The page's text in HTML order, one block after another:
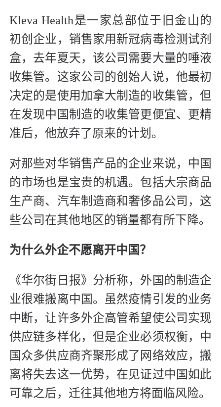
Kleva Health是一家总部位于旧金山的
初创企业，销售家用新冠病毒检测试剂
盒，去年夏天，该公司需要大量的唾液
收集管。这家公司的创始人说，他最初
决定的是使用加拿大制造的收集管，但
在发现中国制造的收集管更便宜、更精
准后，他放弃了原来的计划。
对那些对华销售产品的企业来说，中国
的市场也是宝贵的机遇。包括大宗商品
生产商、汽车制造商和奢侈品公司，这
些公司在其他地区的销量都有所下降。
为什么外企不愿离开中国？
《华尔街日报》分析称，外国的制造企
业很难搬离中国。虽然疫情引发的业务
中断，让许多外企高管希望使公司实现
供应链多样化，但是企业必须权衡，中
国众多供应商齐聚形成了网络效应，搬
离将失去这一优势，在见证过中国如此
可靠之后，迁往其他地方将面临风险。